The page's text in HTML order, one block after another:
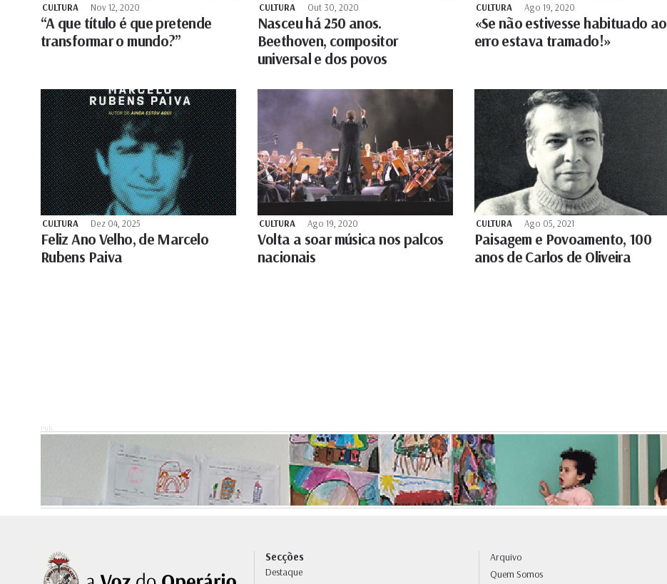
CULTURA Nov 12, 2020
“A que título é que pretende
transformar o mundo?”
CULTURA Out 30, 2020
Nasceu há 250 anos.
Beethoven, compositor
universal e dos povos
CULTURA Ago 19, 2020
«Se não estivesse habituado ao
erro estava tramado!»
CULTURA Dez 04, 2025
Feliz Ano Velho, de Marcelo
Rubens Paiva
CULTURA Ago 19, 2020
Volta a soar música nos palcos
nacionais
CULTURA Ago 05, 2021
Paisagem e Povoamento, 100
anos de Carlos de Oliveira
Pub.
Secções
Destaque
Arquivo
Quem Somos